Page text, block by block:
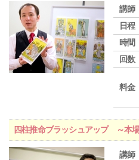
講師
日程
時間
回数
料金
四柱推命ブラッシュアップ ～本
講師